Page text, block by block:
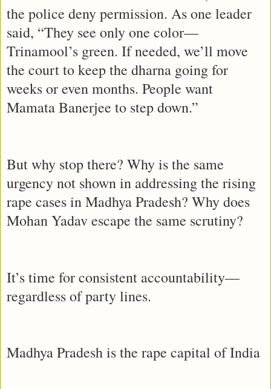
the police deny permission. As one leader
said, “They see only one color—
Trinamool’s green. If needed, we’ll move
the court to keep the dharna going for
weeks or even months. People want
Mamata Banerjee to step down.”
But why stop there? Why is the same
urgency not shown in addressing the rising
rape cases in Madhya Pradesh? Why does
Mohan Yadav escape the same scrutiny?
It’s time for consistent accountability—
regardless of party lines.
Madhya Pradesh is the rape capital of India